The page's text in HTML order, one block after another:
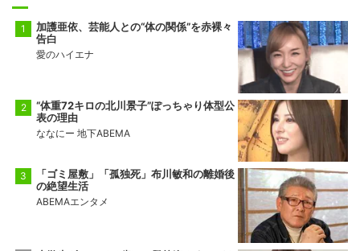
加護亜依、芸能人との“体の関係”を赤裸々
告白
愛のハイエナ
“体重72キロの北川景子”ぽっちゃり体型公
表の理由
ななにー 地下ABEMA
「ゴミ屋敷」「孤独死」布川敏和の離婚後
の絶望生活
ABEMAエンタメ